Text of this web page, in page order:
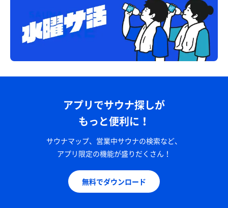
アプリでサウナ探しが
もっと便利に！
サウナマップ、営業中サウナの検索など、
アプリ限定の機能が盛りだくさん！
無料でダウンロード